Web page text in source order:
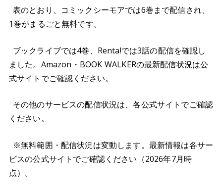
表のとおり、コミックシーモアでは6巻まで配信され、
1巻がまるごと無料です。
ブックライブでは4巻、Renta!では3話の配信を確認し
ました。Amazon・BOOK WALKERの最新配信状況は公
式サイトでご確認ください。
その他のサービスの配信状況は、各公式サイトでご確認
ください。
※無料範囲・配信状況は変動します。最新情報は各サー
ビスの公式サイトでご確認ください（2026年7月時
点）。